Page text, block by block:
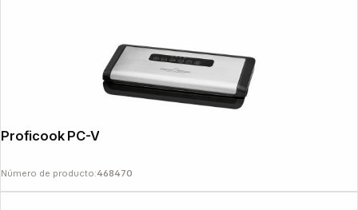
Proficook PC-VK 1146
Número de producto:468470